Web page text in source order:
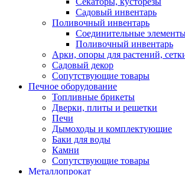
Садовый инвентарь
Поливочный инвентарь
Соединительные
Поливочный инвентарь
Арки, опоры для растений,
Садовый декор
Сопутствующие товары
Печное оборудование
Топливные брикеты
Дверки, плиты и решетки
Печи
Дымоходы и комплектующие
Баки для воды
Камни
Сопутствующие товары
Металлопрокат